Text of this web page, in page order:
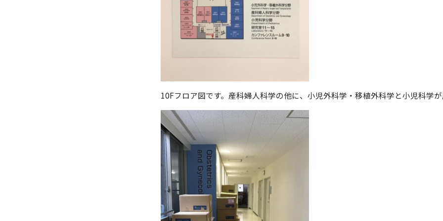
10Fフロア図です。産科婦人科学の他に、小児外科学・移植外科学と小児科学が